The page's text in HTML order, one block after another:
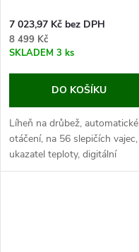
7 023,97 Kč bez DPH
8 499 Kč
SKLADEM 3 ks
DO KOŠÍKU
Líheň na drůbež, automatické
otáčení, na 56 slepičích vajec,
ukazatel teploty, digitální
regulace teploty 30-40°C,